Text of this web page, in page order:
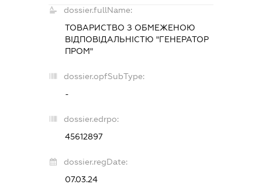
dossier.fullName:
ТОВАРИСТВО З ОБМЕЖЕНОЮ
ВІДПОВІДАЛЬНІСТЮ "ГЕНЕРАТОР
ПРОМ"
dossier.opfSubType:
-
dossier.edrpo:
45612897
dossier.regDate:
07.03.24